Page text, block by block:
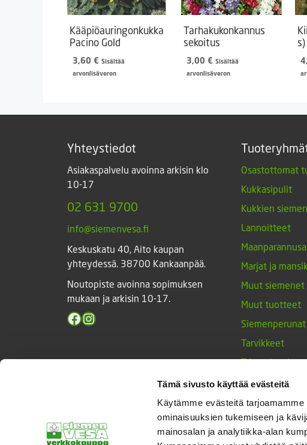
Tämä sivusto käyttää evästeitä
Käytämme evästeitä
ominaisuuksien tukemiseen ja
mainosalan ja analytiikka-alan
Kääpiöauringonkukka
Pacino Gold
3,60 € Sisältää
arvonlisäveron
Tarhakukonkannus
sekoitus
3,00 € Sisältää
arvonlisäveron
s)
Yhteystiedot
Asiakaspalvelu avoinna arkisin klo
10-17
02 631 9700
info@siemenvesa.fi
Keskuskatu 40, Aito kaupan
yhteydessä. 38700 Kankaanpää.
Noutopiste avoinna sopimuksen
mukaan ja arkisin 10-17.
Facebook
Instagram
Osastottomat
Kukkasipulit
Kukkien
Lannoitteet
Marjat ja
Muut siemenet
Muut tuotteet
Siemenperunat
Tarvikkeet
Triumph-
Vihannesten
Yrtit ja